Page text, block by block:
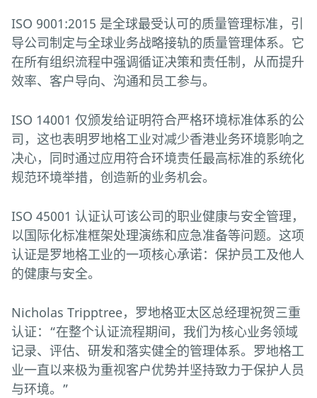
ISO 9001:2015 是全球最受认可的质量管理标准，引
导公司制定与全球业务战略接轨的质量管理体系。它
在所有组织流程中强调循证决策和责任制，从而提升
效率、客户导向、沟通和员工参与。
ISO 14001 仅颁发给证明符合严格环境标准体系的公
司，这也表明罗地格工业对减少香港业务环境影响之
决心，同时通过应用符合环境责任最高标准的系统化
规范环境举措，创造新的业务机会。
ISO 45001 认证认可该公司的职业健康与安全管理，
以国际化标准框架处理演练和应急准备等问题。这项
认证是罗地格工业的一项核心承诺：保护员工及他人
的健康与安全。
Nicholas Tripptree，罗地格亚太区总经理祝贺三重
认证：“在整个认证流程期间，我们为核心业务领域
记录、评估、研发和落实健全的管理体系。罗地格工
业一直以来极为重视客户优势并坚持致力于保护人员
与环境。”